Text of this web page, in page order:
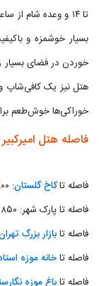
بسیار خوشمزه و
خوردن در فضای بسیار
خوراکی‌ها خوش‌طعم
فاصله هتل
فاصله تاکاخ گلستان: ۸۰۰ متر
فاصله تا پارک شهر: ۸۵۰ متر
فاصله تابازار بزرگ
فاصله تاخانه موزه
فاصله تاباغ موزه